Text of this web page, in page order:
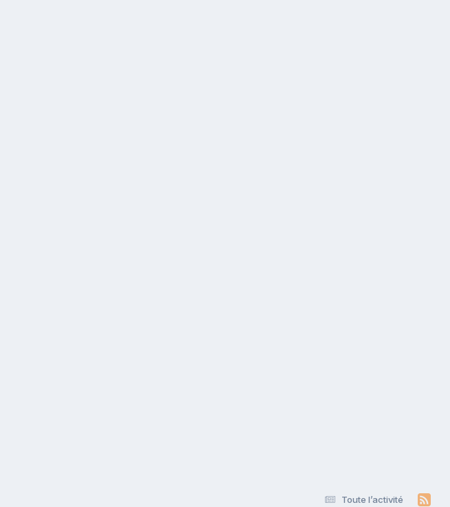
Toute l’activité